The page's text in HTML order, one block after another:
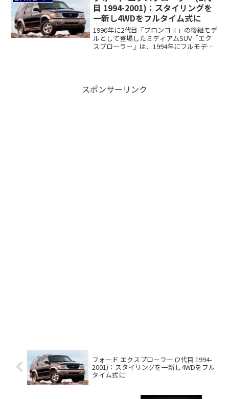
目 1994-2001)：スタイリングを
一新し4WDをフルタイム式に
1990年に2代目「ブロンコⅡ」の後継モデ
ルとして登場したミディアムSUV「エク
スプローラー」は、1994年にフルモデ
スポンサーリンク
フォード エクスプローラー (2代目 1994-
2001)：スタイリングを一新し4WDをフル
タイム式に